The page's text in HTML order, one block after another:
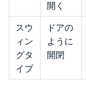
開く
スウ
ィン
グタ
イプ
ドアの
ように
開閉